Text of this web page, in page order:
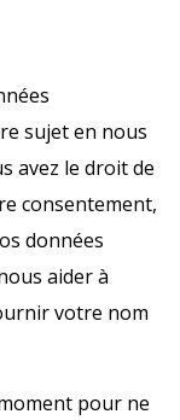
sujet en nous
avez le droit de
consentement,
données
aider à
votre nom
pour ne